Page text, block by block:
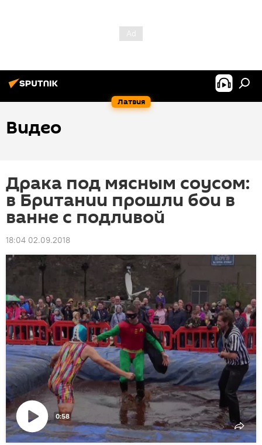
Латвия
Видео
Драка под мясным соусом:
в Британии прошли бои в
ванне с подливой
18:04 02.09.2018
0:58